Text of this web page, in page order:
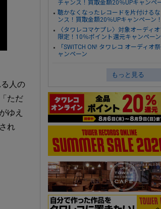
人の
ただ
ゆえ
れ
チャンス！買取金額20％UPキャンペ
聴かなくなったレコードを片付ける
ンス！買取金額20％UPキャンペーン！
〈タワレコマケプレ〉対象オーディ
限定！10％ポイント還元キャンペーン
「SWITCH ON! タワレコ オーディオ
ャンペーン
もっと見る